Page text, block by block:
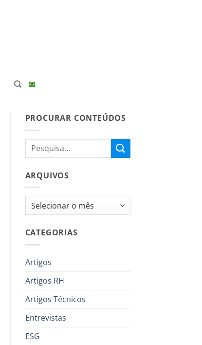
PROCURAR CONTEÚDOS
ARQUIVOS
Arquivos
CATEGORIAS
Artigos
Artigos RH
Artigos Técnicos
Entrevistas
ESG